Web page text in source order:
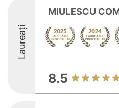
Laureați
MIULESCU
8.5